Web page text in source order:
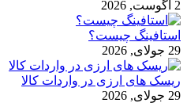
2 آگوست, 2026
استافینگ چیست؟
29 جولای, 2026
ریسک های ارزی در واردات کالا
29 جولای, 2026